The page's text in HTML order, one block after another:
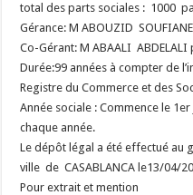
total des parts sociales : 1000
Gérance: M ABOUZID
Co-Gérant: M ABAALI
Durée:99 années à compter de
Registre du Commerce et des
Année sociale : Commence le
chaque année.
Le dépôt légal a été effectué au
ville de CASABLANCA le13/04/
Pour extrait et mention